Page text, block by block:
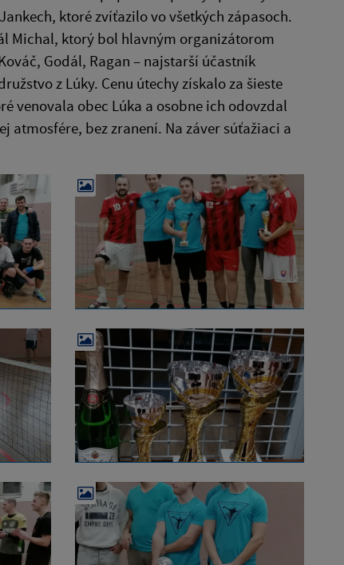
ktoré zvíťazilo vo všetkých zápasoch.
Michal, ktorý bol hlavným organizátorom
Godál, Ragan – najstarší účastník
z Lúky. Cenu útechy získalo za šieste
venovala obec Lúka a osobne ich odovzdal
bez zranení. Na záver súťažiaci a